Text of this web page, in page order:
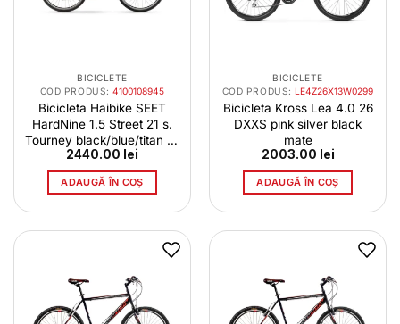
BICICLETE
COD PRODUS:4100108945
Bicicleta Haibike SEET
HardNine 1.5 Street 21 s.
Tourney black/blue/titan sz
M
2440.00 lei
ADAUGĂ ÎN COȘ
BICICLETE
COD PRODUS: LE4Z26X13W0299
Bicicleta Kross Lea 4.0 26
DXXS pink silver black
mate
2003.00 lei
ADAUGĂ ÎN COȘ